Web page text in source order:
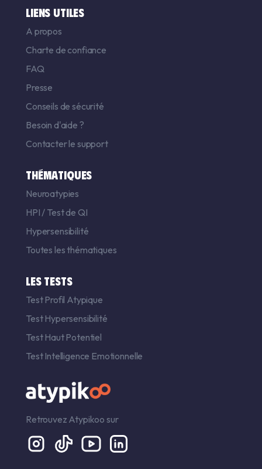
LIENS UTILES
A propos
Charte de confiance
FAQ
Presse
Conseils de sécurité
Besoin d'aide ?
Contacter le support
THÉMATIQUES
Neuroatypies
HPI / Test de QI
Hypersensibilité
Toutes les thématiques
LES TESTS
Test Profil Atypique
Test Hypersensibilité
Test Haut Potentiel
Test Intelligence Emotionnelle
Retrouvez Atypikoo sur